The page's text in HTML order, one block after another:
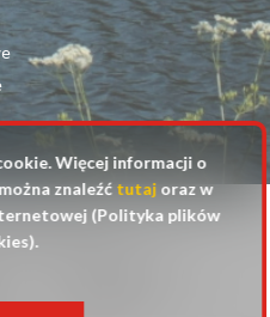
Raszyn
cookies
Więcej informacji o
znaleźć tutajoraz w
(Polityka plików